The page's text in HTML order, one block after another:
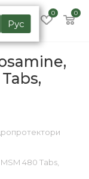
Рус
0 0
480 Tabs,